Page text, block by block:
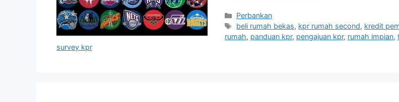
Kategori
Perbankan
Tag
beli rumah bekas, kpr rumah second, kredit
rumah, panduan kpr, pengajuan kpr, rumah impian,
survey kpr